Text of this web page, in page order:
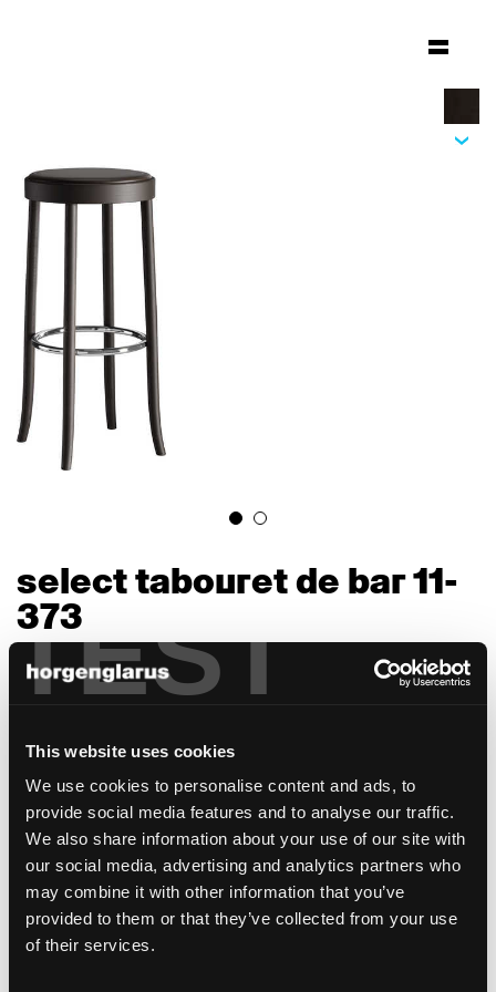
TEST
This website uses cookies
We use cookies to personalise content and ads, to
provide social media features and to analyse our traffic.
We also share information about your use of our site with
our social media, advertising and analytics partners who
may combine it with other information that you’ve
provided to them or that they’ve collected from your use
of their services.
select tabouret de bar 11-
373
Werner Max Moser, 1934
partie de la collection horgenglarus. Les
deux modèles ont été conçus en 1934.
Le siège séduit grâce à son aspect filigrane
mais néanmoins très robuste, car il est
fabriqué à l’aide de la technique
traditionnelle du bois courbé. C’est en raison
de ces propriétés que le tabouret est
parfaitement adapté à une utilisation dans le